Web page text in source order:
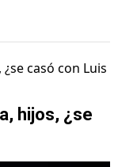
hijos, ¿se